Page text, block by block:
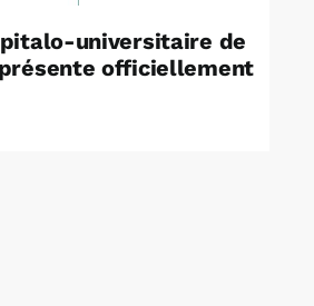
universitaire de
officiellement